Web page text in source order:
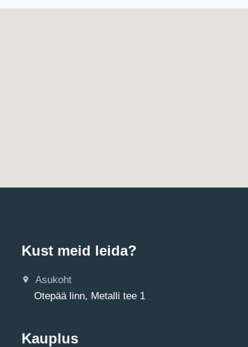
Kust meid leida?
Asukoht
Otepää linn, Metalli tee 1
Kauplus